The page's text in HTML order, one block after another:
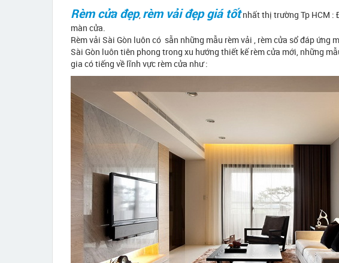
Rèm cửa đẹp, rèm vải đẹp giá tốtnhất thị trường Tp HCM :
màn cửa.
Rèm vải Sài Gòn luôn có sẵn những mẫu rèm vải , rèm cửa sổ đáp ứng
Sài Gòn luôn tiên phong trong xu hướng thiết kế rèm cửa mới, những
gia có tiếng về lĩnh vực rèm cửa như :